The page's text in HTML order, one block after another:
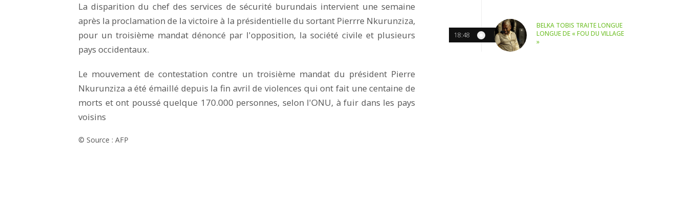
La disparition du chef des services de sécurité burundais intervient une semaine
après la proclamation de la victoire à la présidentielle du sortant Pierrre Nkurunziza,
pour un troisième mandat dénoncé par l'opposition, la société civile et plusieurs
pays occidentaux.
Le mouvement de contestation contre un troisième mandat du président Pierre
Nkurunziza a été émaillé depuis la fin avril de violences qui ont fait une centaine de
morts et ont poussé quelque 170.000 personnes, selon l'ONU, à fuir dans les pays
voisins
© Source : AFP
18:48
BELKA TOBIS TRAITE LONGUE
LONGUE DE « FOU DU VILLAGE
»